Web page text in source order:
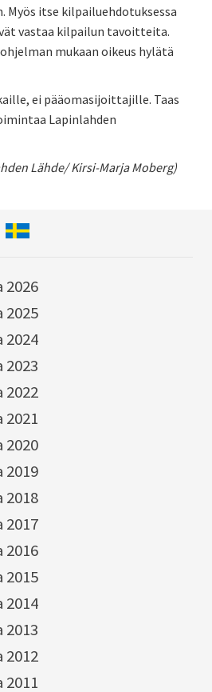
Myös itse kilpailuehdotuksessa
vastaa kilpailun tavoitteita.
mukaan oikeus hylätä
ei pääomasijoittajille. Taas
Lapinlahden
Lähde/ Kirsi-Marja Moberg)